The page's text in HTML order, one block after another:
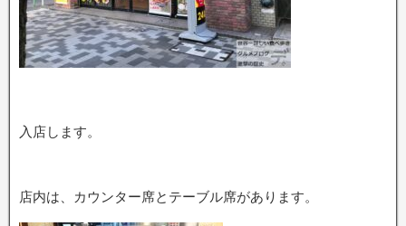
入店します。
店内は、カウンター席とテーブル席があります。